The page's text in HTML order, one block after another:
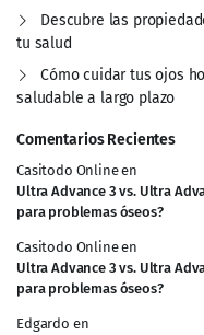
Descubre las
tu salud
Cómo cuidar tus ojos
saludable a largo plazo
Comentarios Recientes
Casitodo Onlineen
Ultra Advance 3 vs. Ultra
para problemas óseos?
Casitodo Onlineen
Ultra Advance 3 vs. Ultra
para problemas óseos?
Edgardo en